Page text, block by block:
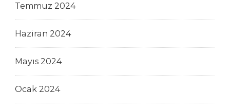
Temmuz 2024
Haziran 2024
Mayıs 2024
Ocak 2024